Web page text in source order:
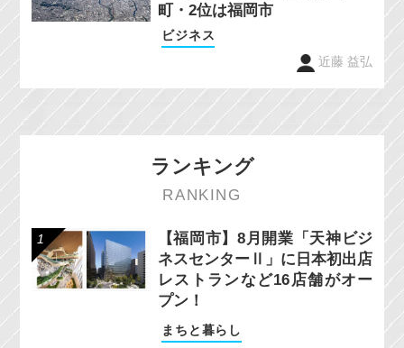
町・2位は福岡市
ビジネス
近藤 益弘
ランキング
RANKING
【福岡市】8月開業「天神ビジ
ネスセンターⅡ」に日本初出店
レストランなど16店舗がオー
プン！
まちと暮らし